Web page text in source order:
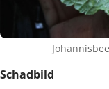
Schadbild